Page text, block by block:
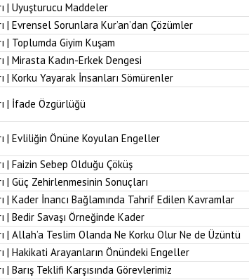
| Uyuşturucu Maddeler
| Evrensel Sorunlara Kur’an’dan Çözümler
| Toplumda Giyim Kuşam
| Mirasta Kadın-Erkek Dengesi
| Korku Yayarak İnsanları Sömürenler
| İfade Özgürlüğü
| Evliliğin Önüne Koyulan Engeller
| Faizin Sebep Olduğu Çöküş
| Güç Zehirlenmesinin Sonuçları
| Kader İnancı Bağlamında Tahrif Edilen Kavramlar
| Bedir Savaşı Örneğinde Kader
| Allah’a Teslim Olanda Ne Korku Olur Ne de Üzüntü
| Hakikati Arayanların Önündeki Engeller
| Barış Teklifi Karşısında Görevlerimiz